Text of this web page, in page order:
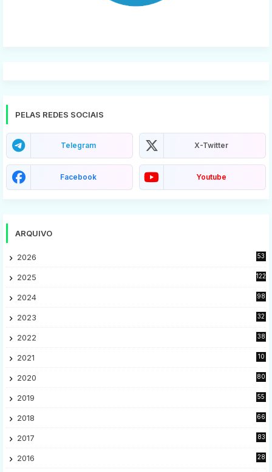
PELAS REDES SOCIAIS
Telegram X-Twitter
Facebook Youtube
ARQUIVO
2026 53
2025 122
2024 98
2023
32
2022
38
2021
10
2020
80
2019
55
2018
66
2017
83
2016
28